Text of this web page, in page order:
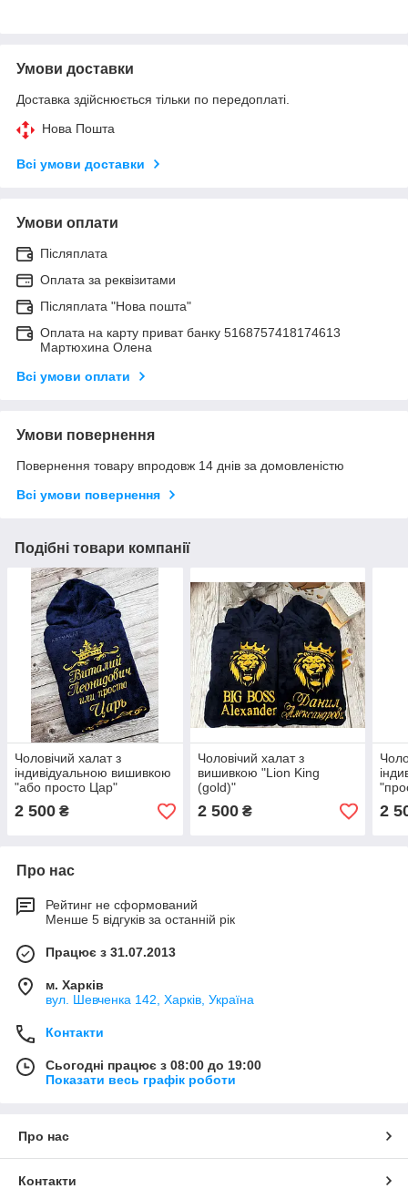
Умови доставки
Доставка здійснюється тільки по передоплаті.
Нова Пошта
Всі умови доставки
Умови оплати
Післяплата
Оплата за реквізитами
Післяплата "Нова пошта"
Оплата на карту приват банку 5168757418174613
Мартюхина Олена
Всі умови оплати
Умови повернення
Повернення товару впродовж 14 днів за домовленістю
Всі умови повернення
Подібні товари компанії
Чоловічий халат з
індивідуальною вишивкою
"або просто Цар"
2 500 ₴
Чоловічий халат з
вишивкою "Lion King
(gold)"
2 500₴ 2
Про нас
Рейтинг не сформований
Менше 5 відгуків за останній рік
Працює з 31.07.2013
м. Харків
вул. Шевченка 142, Харків, Україна
Контакти
Сьогодні працює з 08:00 до 19:00
Показати весь графік роботи
Про нас
Контакти